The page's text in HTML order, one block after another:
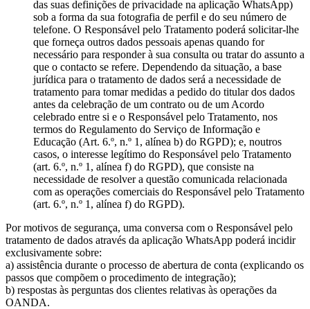
das suas definições de privacidade na aplicação WhatsApp)
sob a forma da sua fotografia de perfil e do seu número de
telefone. O Responsável pelo Tratamento poderá solicitar-lhe
que forneça outros dados pessoais apenas quando for
necessário para responder à sua consulta ou tratar do assunto a
que o contacto se refere. Dependendo da situação, a base
jurídica para o tratamento de dados será a necessidade de
tratamento para tomar medidas a pedido do titular dos dados
antes da celebração de um contrato ou de um Acordo
celebrado entre si e o Responsável pelo Tratamento, nos
termos do Regulamento do Serviço de Informação e
Educação (Art. 6.º, n.º 1, alínea b) do RGPD); e, noutros
casos, o interesse legítimo do Responsável pelo Tratamento
(art. 6.º, n.º 1, alínea f) do RGPD), que consiste na
necessidade de resolver a questão comunicada relacionada
com as operações comerciais do Responsável pelo Tratamento
(art. 6.º, n.º 1, alínea f) do RGPD).
Por motivos de segurança, uma conversa com o Responsável pelo
tratamento de dados através da aplicação WhatsApp poderá incidir
exclusivamente sobre:
a) assistência durante o processo de abertura de conta (explicando os
passos que compõem o procedimento de integração);
b) respostas às perguntas dos clientes relativas às operações da
OANDA.